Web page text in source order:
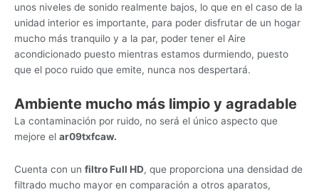
unos niveles de sonido realmente bajos, lo que en el caso de la
unidad interior es importante, para poder disfrutar de un hogar
mucho más tranquilo y a la par, poder tener el Aire
acondicionado puesto mientras estamos durmiendo, puesto
que el poco ruido que emite, nunca nos despertará.
Ambiente mucho más limpio y agradable
La contaminación por ruido, no será el único aspecto que
mejore el ar09txfcaw.
Cuenta con un filtro Full HD, que proporciona una densidad de
filtrado mucho mayor en comparación a otros aparatos,